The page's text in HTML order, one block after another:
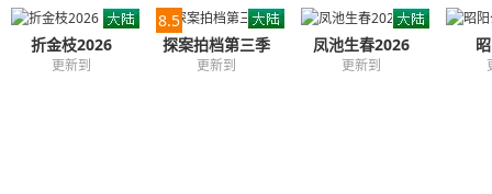
折金枝2026
更新到
8.5
探案拍档第三季
更新到
凤池生春2026
更新到